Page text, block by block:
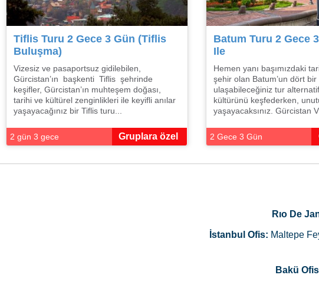
Tiflis Turu 2 Gece 3 Gün (Tiflis
Buluşma)
Vizesiz ve pasaportsuz gidilebilen,
Gürcistan’ın başkenti Tiflis şehrinde
keşifler, Gürcistan’ın muhteşem doğası,
tarihi ve kültürel zenginlikleri ile keyifli anılar
yaşayacağınız bir Tiflis turu...
2 gün 3 gece Gruplara özel
Batum Turu 2 Gece
Ile
Hemen yanı başımızdaki
şehir olan Batum’un dört bir
ulaşabileceğiniz tur
kültürünü keşfederken,
yaşayacaksınız. Gürcistan
2 Gece 3 Gün
Rıo De
İstanbul Ofis: Maltepe
Bakü